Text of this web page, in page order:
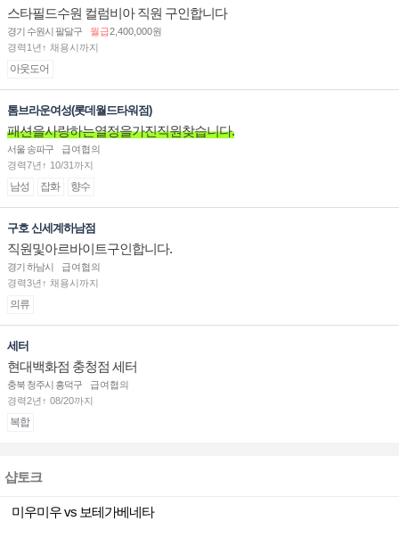
스타필드수원 컬럼비아 직원 구인합니다
경기 수원시 팔달구 월급2,400,000원
경력1년↑ 채용시까지
아웃도어
톰브라운여성(롯데월드타워점)
패션을사랑하는열정을가진직원찾습니다.
서울 송파구
급여협의
경력7년↑ 10/31까지
남성 잡화 향수
구호 신세계하남점
직원및아르바이트구인합니다.
경기 하남시
급여협의
경력3년↑ 채용시까지
의류
세터
현대백화점 충청점 세터
충북 청주시 흥덕구
급여협의
경력2년↑ 08/20까지
복합
샵토크
미우미우 vs 보테가베네타